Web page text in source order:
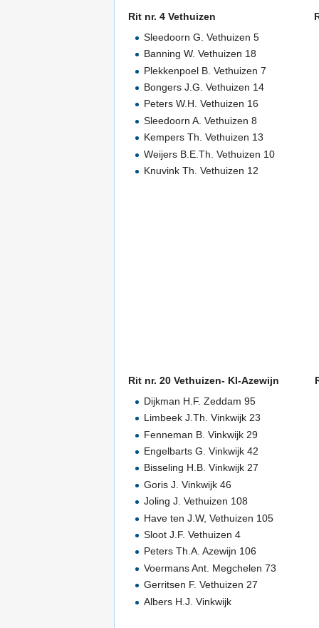
Rit nr. 4 Vethuizen
Sleedoorn G. Vethuizen 5
Banning W. Vethuizen 18
Plekkenpoel B. Vethuizen 7
Bongers J.G. Vethuizen 14
Peters W.H. Vethuizen 16
Sleedoorn A. Vethuizen 8
Kempers Th. Vethuizen 13
Weijers B.E.Th. Vethuizen 10
Knuvink Th. Vethuizen 12
Rit nr. 20 Vethuizen- Kl-Azewijn
Dijkman H.F. Zeddam 95
Limbeek J.Th. Vinkwijk 23
Fenneman B. Vinkwijk 29
Engelbarts G. Vinkwijk 42
Bisseling H.B. Vinkwijk 27
Goris J. Vinkwijk 46
Joling J. Vethuizen 108
Have ten J.W, Vethuizen 105
Sloot J.F. Vethuizen 4
Peters Th.A. Azewijn 106
Voermans Ant. Megchelen 73
Gerritsen F. Vethuizen 27
Albers H.J. Vinkwijk